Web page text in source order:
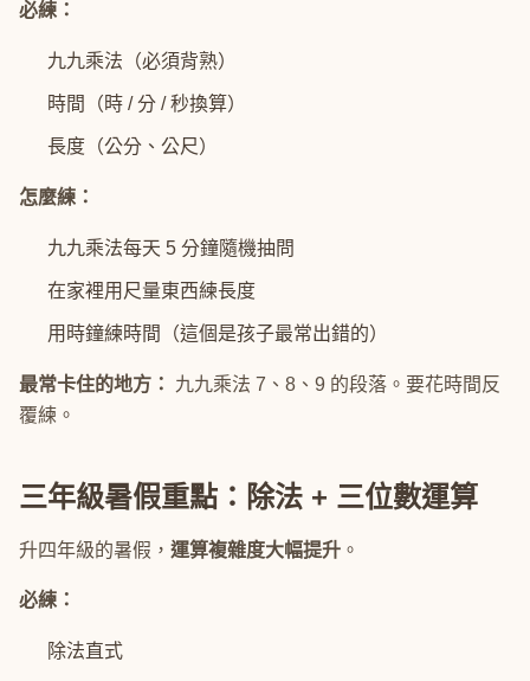
必練：
九九乘法（必須背熟）
時間（時 / 分 / 秒換算）
長度（公分、公尺）
怎麼練：
九九乘法每天 5 分鐘隨機抽問
在家裡用尺量東西練長度
用時鐘練時間（這個是孩子最常出錯的）
最常卡住的地方：
九九乘法 7、8、9 的段落。要花時間反
覆練。
三年級暑假重點：除法 + 三位數運算
升四年級的暑假， 運算複雜度大幅提升 。
必練：
除法直式